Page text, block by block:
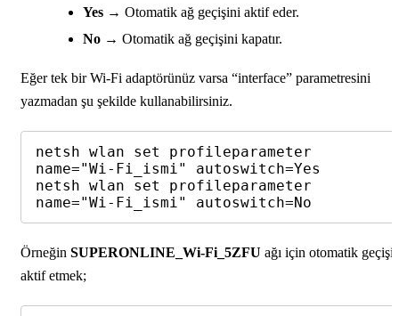
Yes → Otomatik ağ geçişini aktif eder.
No → Otomatik ağ geçişini kapatır.
Eğer tek bir Wi-Fi adaptörünüz varsa “interface” parametresini
yazmadan şu şekilde kullanabilirsiniz.
netsh wlan set profileparameter
name="Wi-Fi_ismi" autoswitch=Yes
netsh wlan set profileparameter
name="Wi-Fi_ismi" autoswitch=No
Örneğin SUPERONLINE_Wi-Fi_5ZFU ağı için otomatik geçişi
aktif etmek;